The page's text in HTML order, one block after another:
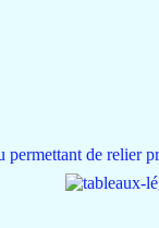
permettant de relier